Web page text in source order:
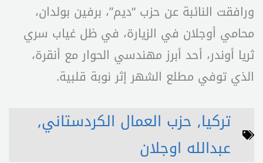
ورافقت النائبة عن حزب “ديم”، برفين بولدان،
محامي أوجلان في الزيارة، في ظل غياب سري
ثريا أوندر، أحد أبرز مهندسي الحوار مع أنقرة،
الذي توفي مطلع الشهر إثر نوبة قلبية.
تركيا, حزب العمال الكردستاني,
عبدالله اوجلان